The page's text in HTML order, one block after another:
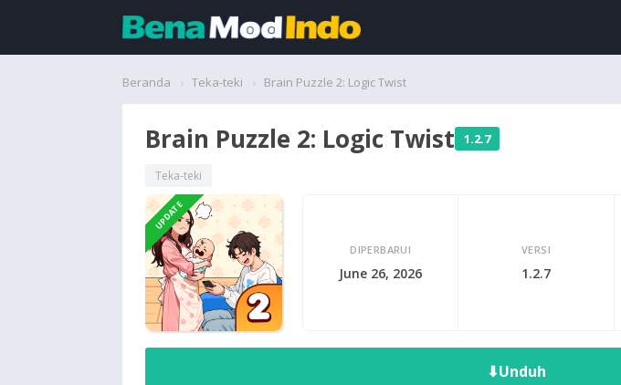
Beranda Teka-teki Brain Puzzle 2: Logic Twist
Brain Puzzle 2: Logic Twist 1.2.7
Teka-teki
UPDATE
DIPERBARUI
June 26, 2026
VERSI
1.2.7
⬇Unduh